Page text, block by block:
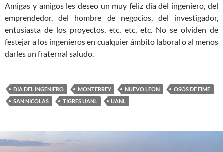
Amigas y amigos les deseo un muy feliz día del ingeniero, del
emprendedor, del hombre de negocios, del investigador,
entusiasta de los proyectos, etc, etc, etc. No se olviden de
festejar a los ingenieros en cualquier ámbito laboral o al menos
darles un fraternal saludo.
DIA DEL INGENIERO MONTERREY NUEVO LEON
OSOS DE FIME
SAN NICOLAS
TIGRES UANL UANL